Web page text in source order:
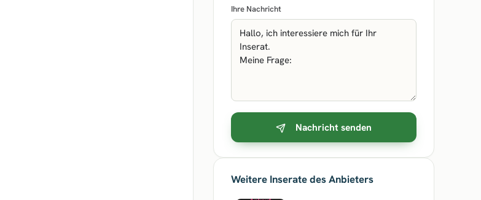
Ihre Nachricht
Nachricht senden
Weitere Inserate des Anbieters